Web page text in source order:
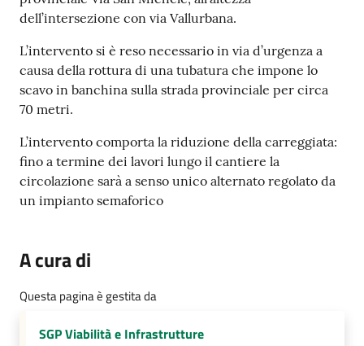
s
i
t
S
a
s
u
o
l
o
Tutti
gli
argomenti...
dell’intersezione con via Vallurbana.
L’intervento si è reso necessario in via d’urgenza a
causa della rottura di una tubatura che impone lo
scavo in banchina sulla strada provinciale per circa
70 metri.
L’intervento comporta la riduzione della carreggiata:
fino a termine dei lavori lungo il cantiere la
circolazione sarà a senso unico alternato regolato da
un impianto semaforico
A cura di
Questa pagina è gestita da
SGP Viabilità e Infrastrutture